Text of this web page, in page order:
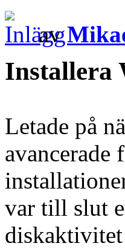
av
Installera
Letade på
avancerade
var till slut